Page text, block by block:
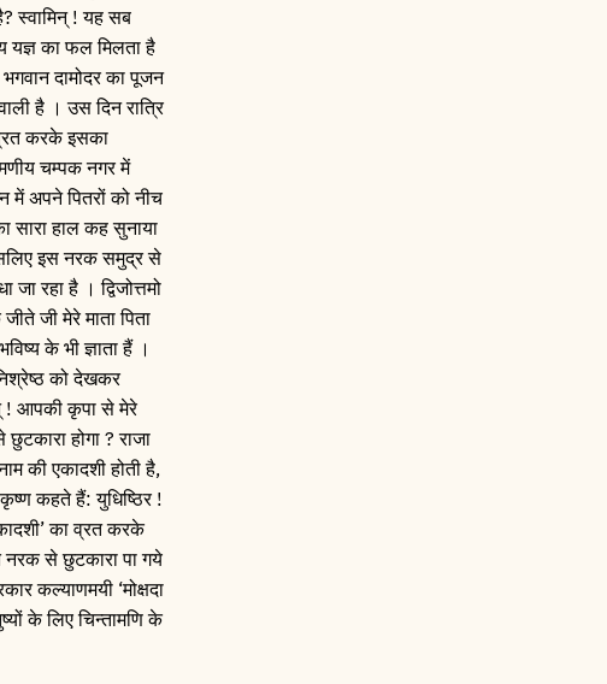
स्वामिन् ! यह सब
यज्ञ का फल मिलता है
दामोदर का पूजन
है । उस दिन रात्रि
व्रत करके इसका
चम्पक नगर में
में अपने पितरों को नीच
सारा हाल कह सुनाया
इस नरक समुद्र से
रहा है । द्विजोत्तमो
जी मेरे माता पिता
के भी ज्ञाता हैं ।
को देखकर
! आपकी कृपा से मेरे
होगा ? राजा
की एकादशी होती है,
कहते हैं: युधिष्ठिर !
का व्रत करके
नरक से छुटकारा पा गये
कल्याणमयी ‘मोक्षदा
के लिए चिन्तामणि के